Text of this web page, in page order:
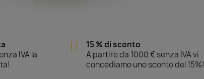
IVA la
15 % di sconto
A partire da 1000 € senza IVA vi
concediamo uno sconto del 15%!